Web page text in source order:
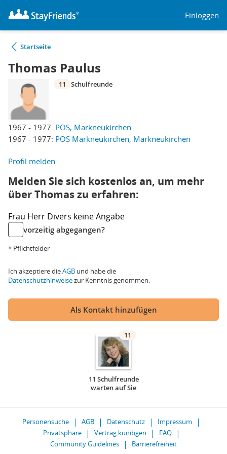
Einloggen
Startseite
Thomas Paulus
1967 - 1977: POS, Markneukirchen
1967 - 1977: POS Markneukirchen, Markneukirchen
11 Schulfreunde
Profil melden
Melden Sie sich kostenlos an, um mehr
über Thomas zu erfahren:
Frau Herr Divers keine Angabe
vorzeitig abgegangen?
* Pflichtfelder
Ich akzeptiere dieAGB und habe die
Datenschutzhinweisezur Kenntnis genommen.
Als Kontakt hinzufügen
11
11 Schulfreunde
warten auf Sie
Personensuche AGB Datenschutz
Impressum
Privatsphäre
Vertrag kündigen
FAQ
Community Guidelines
Barrierefreiheit